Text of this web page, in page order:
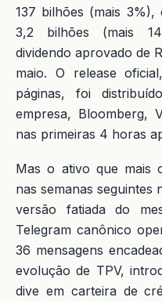
137 bilhões (mais
3,2 bilhões (mais
dividendo aprovado de
maio. O release
páginas, foi
empresa, Bloomberg,
nas primeiras 4 horas
Mas o ativo que mais
nas semanas seguintes
versão fatiada do
Telegram canônico
36 mensagens
evolução de TPV,
dive em carteira de